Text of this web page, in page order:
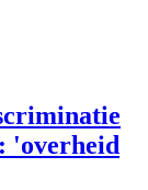
'overheid